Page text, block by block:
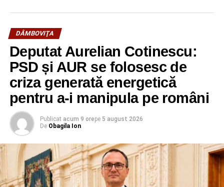
DÂMBOVIŢA
Deputat Aurelian Cotinescu:
PSD și AUR se folosesc de
criza generată energetică
pentru a-i manipula pe români
Publicat acum 9 orepe 5 august 2026
De Obagila Ion